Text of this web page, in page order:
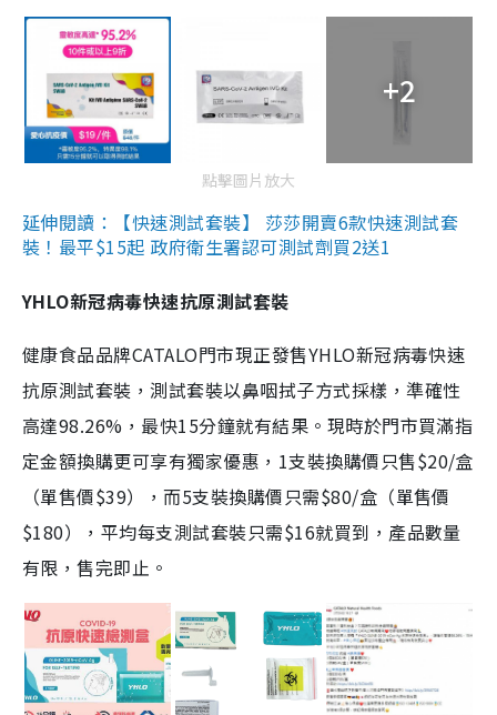
+2
點擊圖片放大
延伸閱讀：【快速測試套裝】 莎莎開賣6款快速測試套
裝！最平$15起 政府衛生署認可測試劑買2送1
YHLO新冠病毒快速抗原測試套裝
健康食品品牌CATALO門市現正發售YHLO新冠病毒快速
抗原測試套裝，測試套裝以鼻咽拭子方式採樣，準確性
高達98.26%，最快15分鐘就有結果。現時於門市買滿指
定金額換購更可享有獨家優惠，1支裝換購價只售$20/盒
（單售價$39），而5支裝換購價只需$80/盒（單售價
$180），平均每支測試套裝只需$16就買到，產品數量
有限，售完即止。